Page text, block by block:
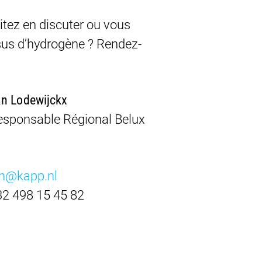
en discuter ou vous
d’hydrogène ? Rendez-
Lodewijckx
Régional Belux
498 15 45 82